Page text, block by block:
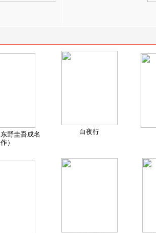
野圭吾成名
作）
白夜行